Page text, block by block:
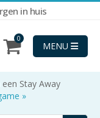
in huis
0
MENU
Stay Away
»